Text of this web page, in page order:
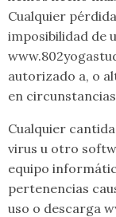
Cualquier
imposibilidad de
autorizado a, o
en
Cualquier
virus u otro
equipo
pertenencias
uso o descarga